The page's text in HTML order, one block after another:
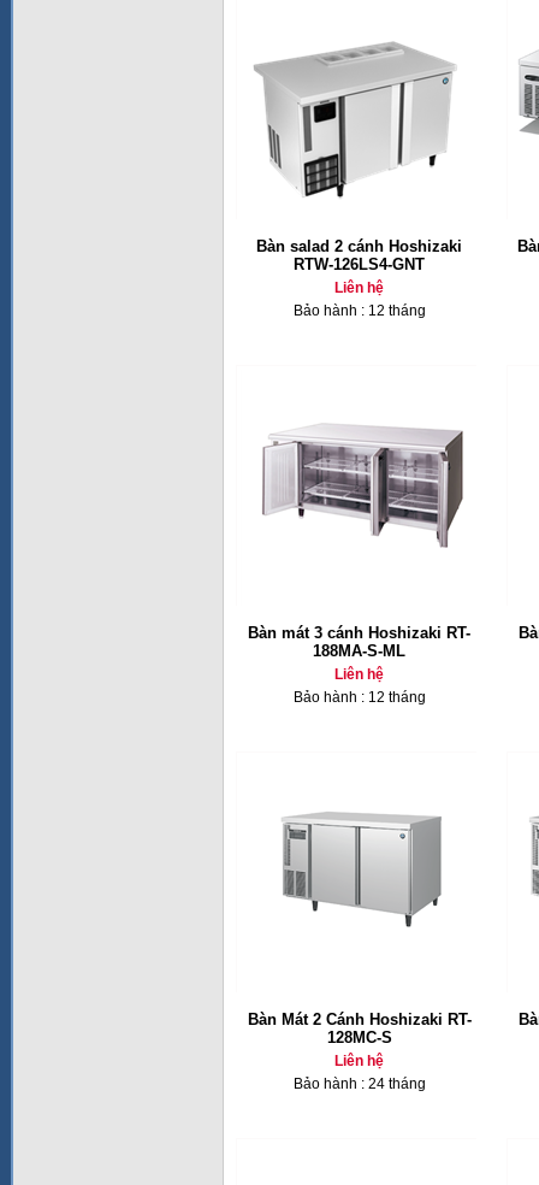
Bàn salad 2 cánh Hoshizaki
RTW-126LS4-GNT
Liên hệ
Bảo hành : 12 tháng
Bàn mát 3 cánh Hoshizaki RT-
188MA-S-ML
Liên hệ
Bảo hành : 12 tháng
Bàn Mát 2 Cánh Hoshizaki RT-
128MC-S
Liên hệ
Bảo hành : 24 tháng